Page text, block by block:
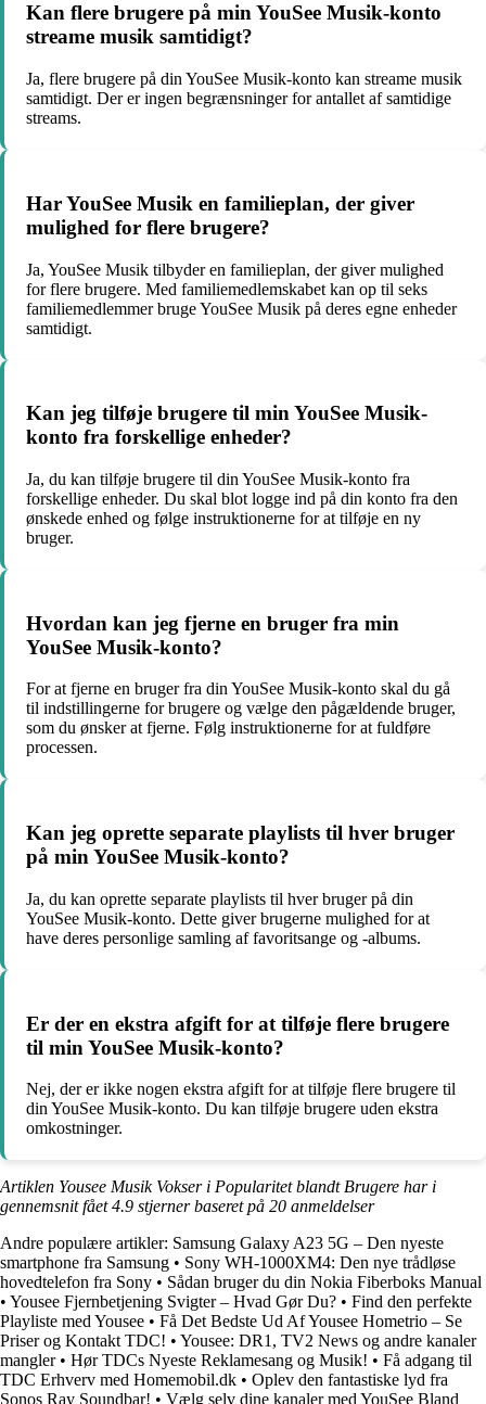
Kan flere brugere på min YouSee Musik-konto
streame musik samtidigt?
Ja, flere brugere på din YouSee Musik-konto kan streame musik
samtidigt. Der er ingen begrænsninger for antallet af samtidige
streams.
Har YouSee Musik en familieplan, der giver
mulighed for flere brugere?
Ja, YouSee Musik tilbyder en familieplan, der giver mulighed
for flere brugere. Med familiemedlemskabet kan op til seks
familiemedlemmer bruge YouSee Musik på deres egne enheder
samtidigt.
Kan jeg tilføje brugere til min YouSee Musik-
konto fra forskellige enheder?
Ja, du kan tilføje brugere til din YouSee Musik-konto fra
forskellige enheder. Du skal blot logge ind på din konto fra den
ønskede enhed og følge instruktionerne for at tilføje en ny
bruger.
Hvordan kan jeg fjerne en bruger fra min
YouSee Musik-konto?
For at fjerne en bruger fra din YouSee Musik-konto skal du gå
til indstillingerne for brugere og vælge den pågældende bruger,
som du ønsker at fjerne. Følg instruktionerne for at fuldføre
processen.
Kan jeg oprette separate playlists til hver bruger
på min YouSee Musik-konto?
Ja, du kan oprette separate playlists til hver bruger på din
YouSee Musik-konto. Dette giver brugerne mulighed for at
have deres personlige samling af favoritsange og -albums.
Er der en ekstra afgift for at tilføje flere brugere
til min YouSee Musik-konto?
Nej, der er ikke nogen ekstra afgift for at tilføje flere brugere til
din YouSee Musik-konto. Du kan tilføje brugere uden ekstra
omkostninger.
Artiklen Yousee Musik Vokser i Popularitet blandt Brugere har i
gennemsnit fået4.9 stjerner baseret på 20 anmeldelser
Andre populære artikler: Samsung Galaxy A23 5G – Den nyeste
smartphone fra Samsung • Sony WH-1000XM4: Den nye trådløse
hovedtelefon fra Sony • Sådan bruger du din Nokia Fiberboks Manual
• Yousee Fjernbetjening Svigter – Hvad Gør Du? • Find den perfekte
Playliste med Yousee • Få Det Bedste Ud Af Yousee Hometrio – Se
Priser og Kontakt TDC! • Yousee: DR1, TV2 News og andre kanaler
mangler• Hør TDCs Nyeste Reklamesang og Musik! • Få adgang til
TDC Erhverv med Homemobil.dk • Oplev den fantastiske lyd fra
Sonos Ray Soundbar! • Vælg selv dine kanaler med YouSee Bland